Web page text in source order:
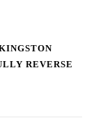
REVERSE